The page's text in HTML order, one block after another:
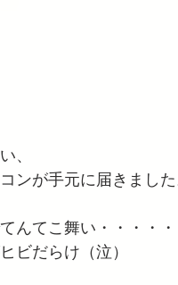
、
ンが手元に届きまし
んてこ舞い・・・・
ビだらけ（泣）